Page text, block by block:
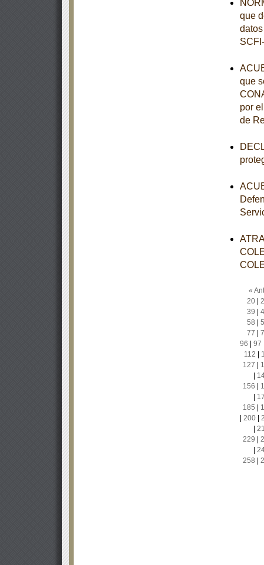
que
que
por
de
«
20|
39
58
77
96
97
112
127
156
185
200|
229
258